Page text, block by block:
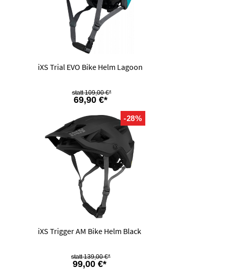
iXS Trial EVO Bike Helm Lagoon
69,90 €*
109,00 €*
-28%
iXS Trigger AM Bike Helm Black
99,00 €*
139,00 €*